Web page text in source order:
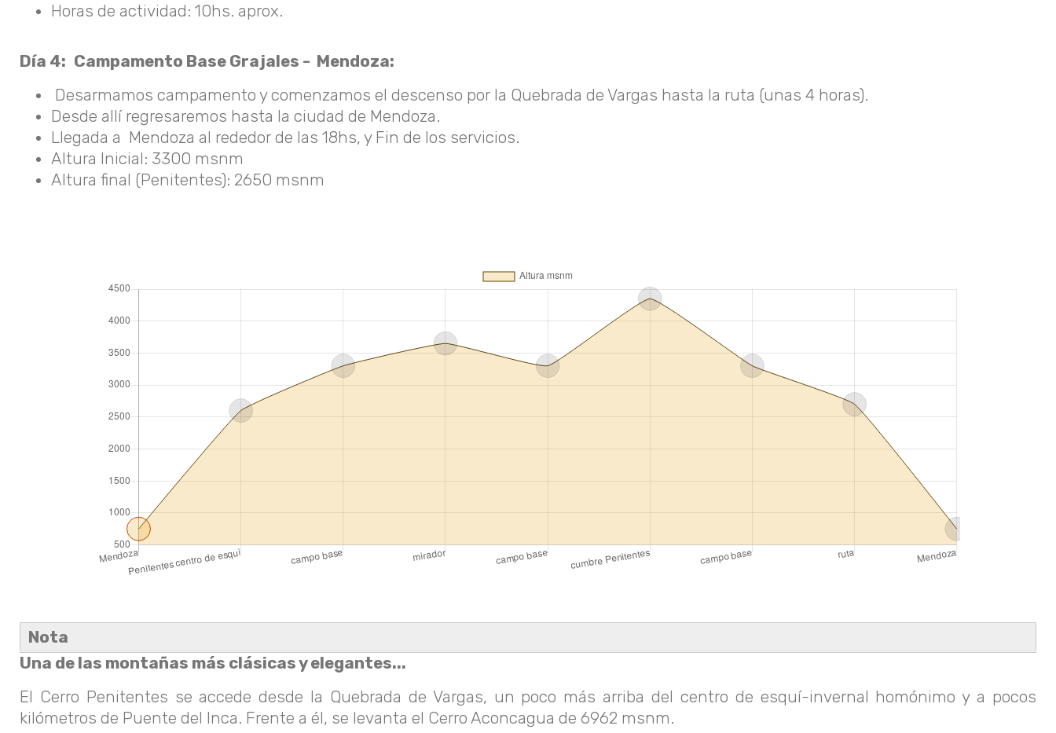
Horas de actividad: 10hs. aprox.
Día 4: Campamento Base Grajales - Mendoza:
Desarmamos campamento y comenzamos el descenso por la Quebrada de Vargas hasta la ruta (unas 4 horas).
Desde allí regresaremos hasta la ciudad de Mendoza.
Llegada a Mendoza al rededor de las 18hs, y Fin de los servicios.
Altura Inicial: 3300 msnm
Altura final (Penitentes): 2650 msnm
Nota
Una de las montañas más clásicas y elegantes...
El Cerro Penitentes se accede desde la Quebrada de Vargas, un poco más arriba del centro de esquí-invernal homónimo y a pocos
kilómetros de Puente del Inca. Frente a él, se levanta el Cerro Aconcagua de 6962 msnm.